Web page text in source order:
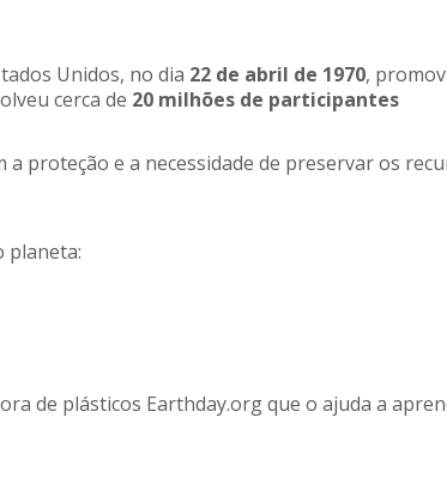
Unidos, no dia 22 de abril de 1970,
cerca de 20 milhões de participantes
proteção e a necessidade de preservar os
planeta:
de plásticos Earthday.org que o ajuda a